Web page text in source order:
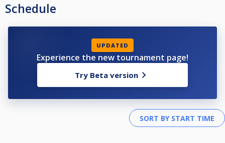
Schedule
UPDATED
Experience the new tournament page!
Try Beta version